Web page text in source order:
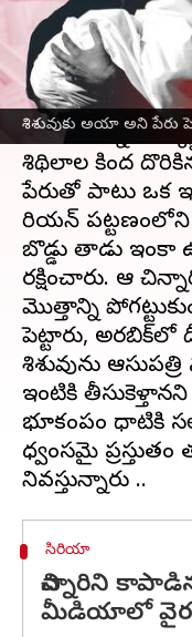
శిశువుకు అయా అని పేరు
Nishkala Sathivada
ఈ వార్తాకథనం ఏంటి
సిరియాలో సోమవారం
జరుగుతున్న
శిథిలాల కింద దొరికిన
పేరుతో పాటు ఒక
సిరియన్
బొడ్డు తాడు ఇంకా
రక్షించారు. ఆ
మొత్తాన్ని
పెట్టారు, అరబిక్‌లో
శిశువును
ఇంటికి
భూకంపం ధాటికి
ధ్వంసమై
సిరియా
చిన్నారిని
మీడియాలో